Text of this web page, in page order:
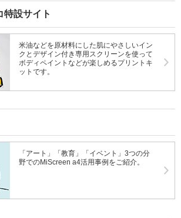
特設サイト
米油などを原材料にした肌にやさしいイン
クとデザイン付き専用スクリーンを使って
ボディペイントなどが楽しめるプリントキ
ットです。
「アート」「教育」「イベント」3つの分
野でのMiScreen a4活用事例をご紹介。